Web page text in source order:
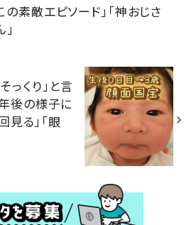
の素敵エピソード」「神おじさ
」
っくり」と言
後の様子に
見る」「眼